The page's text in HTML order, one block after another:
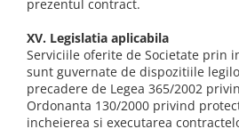
prezentul contract.
XV. Legislatia aplicabila
Serviciile oferite de Societate prin
sunt guvernate de dispozitiile
precadere de Legea 365/2002
Ordonanta 130/2000 privind
incheierea si executarea